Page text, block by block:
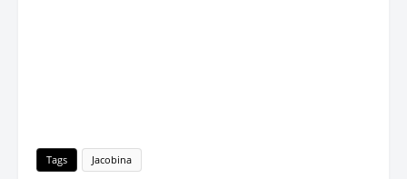
Tags Jacobina